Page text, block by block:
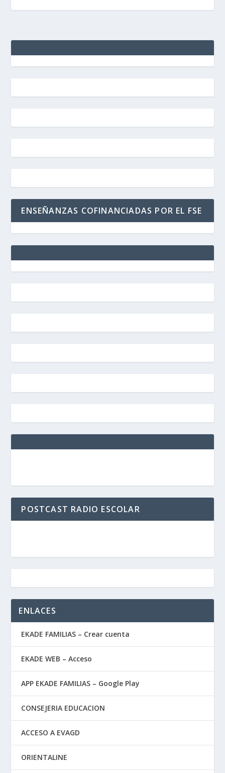
ENSEÑANZAS COFINANCIADAS POR EL FSE
POSTCAST RADIO ESCOLAR
ENLACES
EKADE FAMILIAS – Crear cuenta
EKADE WEB – Acceso
APP EKADE FAMILIAS – Google Play
CONSEJERIA EDUCACION
ACCESO A EVAGD
ORIENTALINE